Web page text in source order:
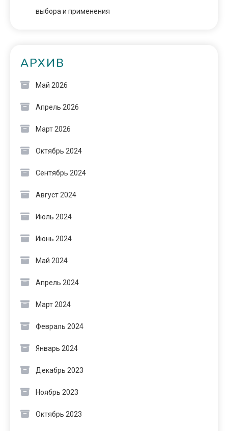
выбора и применения
АРХИВ
Май 2026
Апрель 2026
Март 2026
Октябрь 2024
Сентябрь 2024
Август 2024
Июль 2024
Июнь 2024
Май 2024
Апрель 2024
Март 2024
Февраль 2024
Январь 2024
Декабрь 2023
Ноябрь 2023
Октябрь 2023